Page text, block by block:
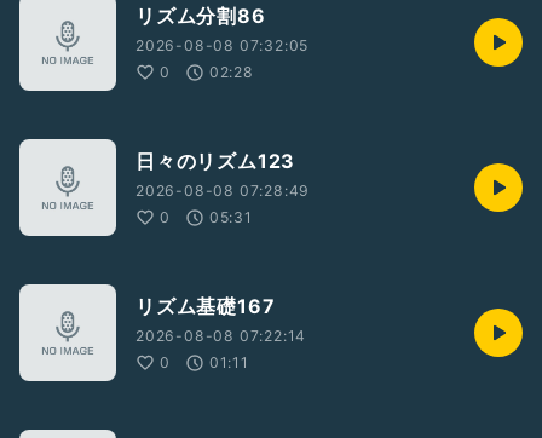
リズム分割86
2026-08-08 07:32:05
0
02:28
日々のリズム123
2026-08-08 07:28:49
0
05:31
リズム基礎167
2026-08-08 07:22:14
0
01:11